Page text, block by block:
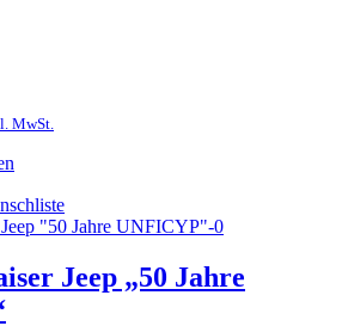
MwSt.
Jeep „50 Jahre